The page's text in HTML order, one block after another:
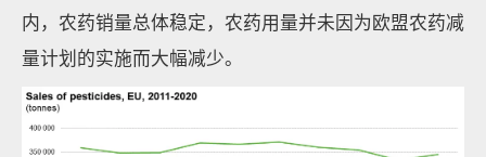
内，农药销量总体稳定，农药用量并未因为欧盟农药减
量计划的实施而大幅减少。